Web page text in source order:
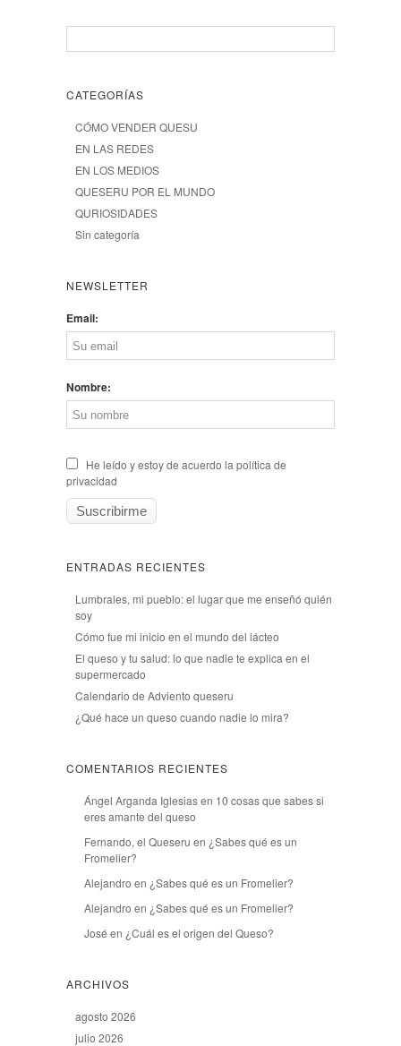
CATEGORÍAS
CÓMO VENDER QUESU
EN LAS REDES
EN LOS MEDIOS
QUESERU POR EL MUNDO
QURIOSIDADES
Sin categoría
NEWSLETTER
Email:
Nombre:
He leído y estoy de acuerdo la política de
privacidad
ENTRADAS RECIENTES
Lumbrales, mi pueblo: el lugar que me enseñó quién
soy
Cómo fue mi inicio en el mundo del lácteo
El queso y tu salud: lo que nadie te explica en el
supermercado
Calendario de Adviento queseru
¿Qué hace un queso cuando nadie lo mira?
COMENTARIOS RECIENTES
Ángel Arganda Iglesiasen 10 cosas que sabes si
eres amante del queso
Fernando, el Queseru en ¿Sabes qué es un
Fromelier?
Alejandro en ¿Sabes qué es un Fromelier?
Alejandro en ¿Sabes qué es un Fromelier?
José en ¿Cuál es el origen del Queso?
ARCHIVOS
agosto 2026
julio 2026